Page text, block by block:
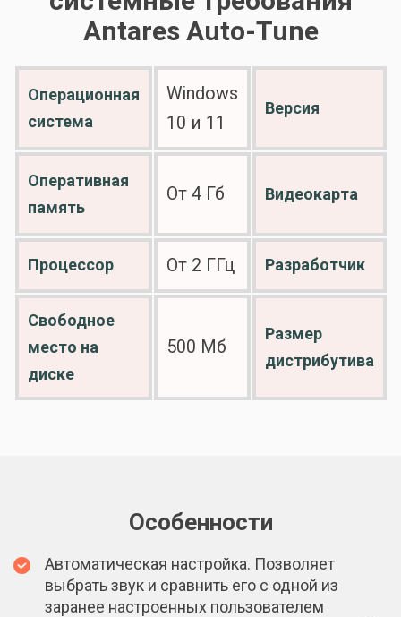
Antares Auto-Tune
Операционная
система
Windows
10 и 11
Версия
Оперативная
память
От 4 Гб Видеокарта
Процессор От 2 ГГц Разработчик
Свободное
место на
диске
500 Мб
Размер
дистрибутива
Особенности
Автоматическая настройка. Позволяет
выбрать звук и сравнить его с одной из
заранее настроенных пользователем